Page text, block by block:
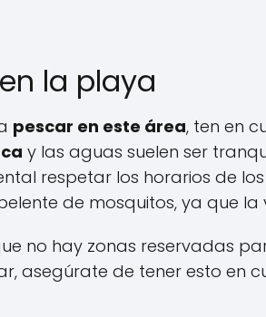
la playa
pescar en este área, ten en
y las aguas suelen ser
respetar los horarios de
de mosquitos, ya que
no hay zonas reservadas
asegúrate de tener esto en